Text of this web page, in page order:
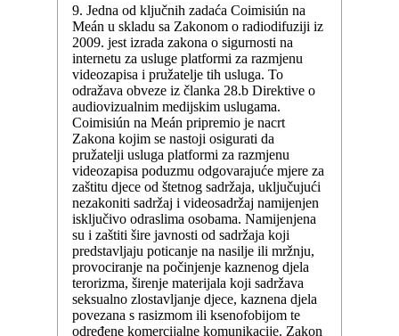
9. Jedna od ključnih zadaća Coimisiún na
Meán u skladu sa Zakonom o radiodifuziji iz
2009. jest izrada zakona o sigurnosti na
internetu za usluge platformi za razmjenu
videozapisa i pružatelje tih usluga. To
odražava obveze iz članka 28.b Direktive o
audiovizualnim medijskim uslugama.
Coimisiún na Meán pripremio je nacrt
Zakona kojim se nastoji osigurati da
pružatelji usluga platformi za razmjenu
videozapisa poduzmu odgovarajuće mjere za
zaštitu djece od štetnog sadržaja, uključujući
nezakoniti sadržaj i videosadržaj namijenjen
isključivo odraslima osobama. Namijenjena
su i zaštiti šire javnosti od sadržaja koji
predstavljaju poticanje na nasilje ili mržnju,
provociranje na počinjenje kaznenog djela
terorizma, širenje materijala koji sadržava
seksualno zlostavljanje djece, kaznena djela
povezana s rasizmom ili ksenofobijom te
određene komercijalne komunikacije. Zakon